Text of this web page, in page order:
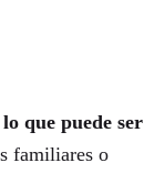
que puede ser
familiares o